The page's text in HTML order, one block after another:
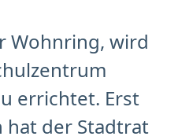
Wohnring, wird
errichtet. Erst
hat der Stadtrat